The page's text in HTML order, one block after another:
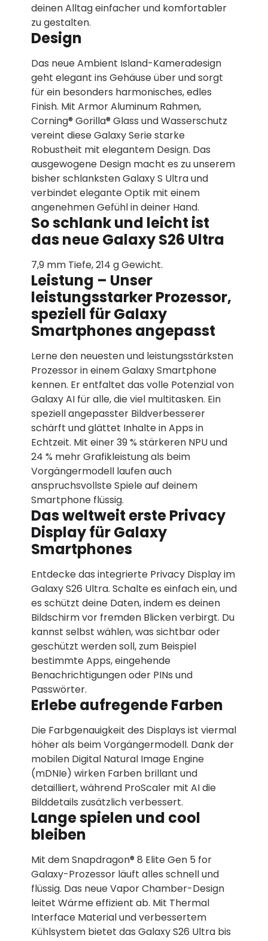
deinen Alltag einfacher und komfortabler
zu gestalten.
Design
Das neue Ambient Island-Kameradesign
geht elegant ins Gehäuse über und sorgt
für ein besonders harmonisches, edles
Finish. Mit Armor Aluminum Rahmen,
Corning® Gorilla® Glass und Wasserschutz
vereint diese Galaxy Serie starke
Robustheit mit elegantem Design. Das
ausgewogene Design macht es zu unserem
bisher schlanksten Galaxy S Ultra und
verbindet elegante Optik mit einem
angenehmen Gefühl in deiner Hand.
So schlank und leicht ist
das neue Galaxy S26 Ultra
7,9 mm Tiefe, 214 g Gewicht.
Leistung – Unser
leistungsstarker Prozessor,
speziell für Galaxy
Smartphones angepasst
Lerne den neuesten und leistungsstärksten
Prozessor in einem Galaxy Smartphone
kennen. Er entfaltet das volle Potenzial von
Galaxy AI für alle, die viel multitasken. Ein
speziell angepasster Bildverbesserer
schärft und glättet Inhalte in Apps in
Echtzeit. Mit einer 39 % stärkeren NPU und
24 % mehr Grafikleistung als beim
Vorgängermodell laufen auch
anspruchsvollste Spiele auf deinem
Smartphone flüssig.
Das weltweit erste Privacy
Display für Galaxy
Smartphones
Entdecke das integrierte Privacy Display im
Galaxy S26 Ultra. Schalte es einfach ein, und
es schützt deine Daten, indem es deinen
Bildschirm vor fremden Blicken verbirgt. Du
kannst selbst wählen, was sichtbar oder
geschützt werden soll, zum Beispiel
bestimmte Apps, eingehende
Benachrichtigungen oder PINs und
Passwörter.
Erlebe aufregende Farben
Die Farbgenauigkeit des Displays ist viermal
höher als beim Vorgängermodell. Dank der
mobilen Digital Natural Image Engine
(mDNIe) wirken Farben brillant und
detailliert, während ProScaler mit AI die
Bilddetails zusätzlich verbessert.
Lange spielen und cool
bleiben
Mit dem Snapdragon® 8 Elite Gen 5 for
Galaxy-Prozessor läuft alles schnell und
flüssig. Das neue Vapor Chamber-Design
leitet Wärme effizient ab. Mit Thermal
Interface Material und verbessertem
Kühlsystem bietet das Galaxy S26 Ultra bis